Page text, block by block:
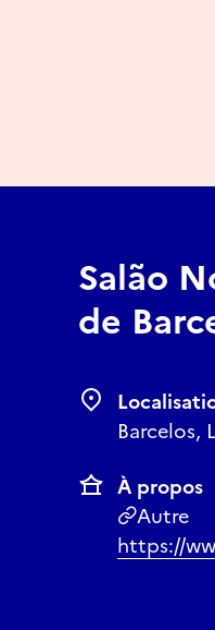
Salão
de
Barcelos,
À propos
Autre
https://